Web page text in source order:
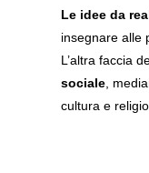
Le idee da
insegnare alle
L’altra faccia
sociale ,
cultura e